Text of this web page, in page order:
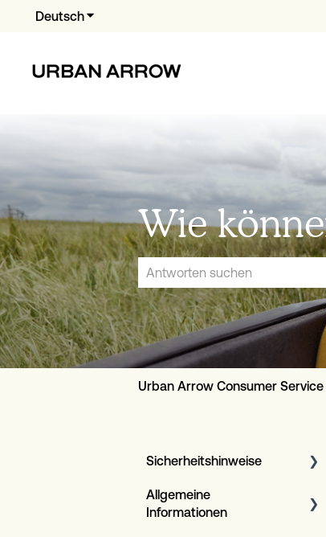
DeutschUntermenü für Übersetzungen anzeigen
Wie
Es gibt keine Vorschläge, da
Urban Arrow Consumer
Sicherheitshinweise
Artikel
Allgemeine
Informationen